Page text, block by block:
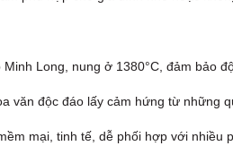
Long, nung ở 1380°C, đảm bảo
văn độc đáo lấy cảm hứng từ những
mại, tinh tế, dễ phối hợp với nhiều